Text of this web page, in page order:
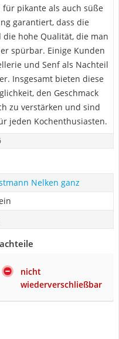
pikante als auch süße
garantiert, dass die
hohe Qualität, die man
spürbar. Einige Kunden
und Senf als Nachteil
Insgesamt bieten diese
den Geschmack
zu verstärken und sind
jeden Kochenthusiasten.
Nelken ganz
nicht
wiederverschließbar